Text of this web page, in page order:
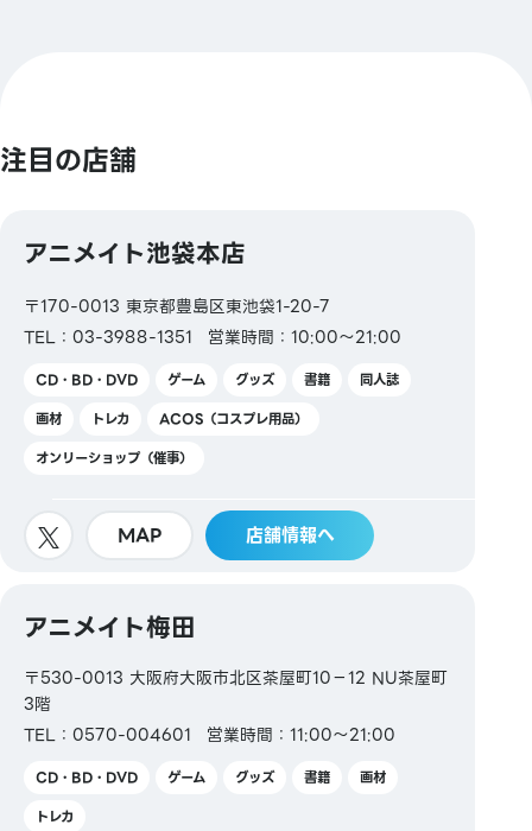
注目の店舗
アニメイト池袋本店
〒170-0013 東京都豊島区東池袋1-20-7
TEL：03-3988-1351
営業時間：10:00～21:00
CD・BD・DVD ゲーム グッズ 書籍
同人誌
画材
トレカ
ACOS（コスプレ用品）
オンリーショップ（催事）
MAP 店舗情報へ
アニメイト梅田
〒530-0013 大阪府大阪市北区茶屋町10−12 NU茶屋町
3階
TEL：0570-004601
営業時間：11:00～21:00
CD・BD・DVD ゲーム グッズ 書籍
画材
トレカ